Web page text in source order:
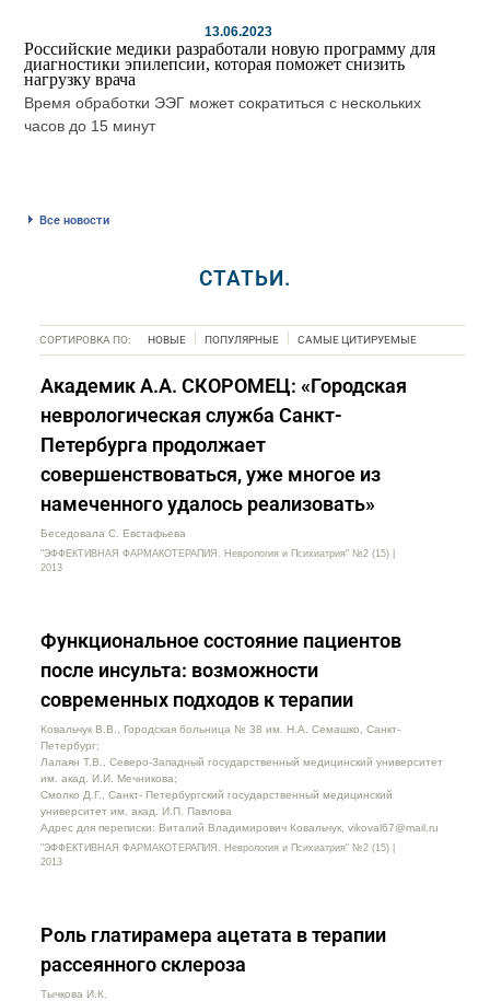
13.06.2023
Российские медики разработали новую программу для
диагностики эпилепсии, которая поможет снизить
нагрузку врача
Время обработки ЭЭГ может сократиться с нескольких
часов до 15 минут
Все новости
СТАТЬИ.
СОРТИРОВКА ПО: НОВЫЕ ПОПУЛЯРНЫЕ САМЫЕ ЦИТИРУЕМЫЕ
Академик А.А. СКОРОМЕЦ: «Городская
неврологическая служба Санкт-
Петербурга продолжает
совершенствоваться, уже многое из
намеченного удалось реализовать»
Беседовала С. Евстафьева
"ЭФФЕКТИВНАЯ ФАРМАКОТЕРАПИЯ. Неврология и Психиатрия" №2 (15) |
2013
Функциональное состояние пациентов
после инсульта: возможности
современных подходов к терапии
Ковальчук В.В., Городская больница № 38 им. Н.А. Семашко, Санкт-
Петербург;
Лалаян Т.В., Северо-Западный государственный медицинский университет
им. акад. И.И. Мечникова;
Смолко Д.Г., Санкт- Петербургский государственный медицинский
университет им. акад. И.П. Павлова
Адрес для переписки: Виталий Владимирович Ковальчук, vikoval67@mail.ru
"ЭФФЕКТИВНАЯ ФАРМАКОТЕРАПИЯ. Неврология и Психиатрия" №2 (15) |
2013
Роль глатирамера ацетата в терапии
рассеянного склероза
Тычкова И.К.